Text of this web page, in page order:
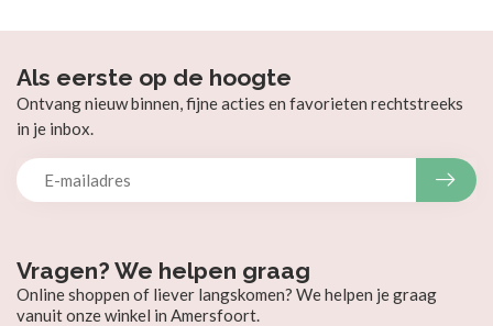
Vragen? We helpen graag
Online shoppen of liever langskomen? We helpen je graag
vanuit onze winkel in Amersfoort.
Als eerste op de hoogte
Ontvang nieuw binnen, fijne acties en favorieten rechtstreeks
in je inbox.